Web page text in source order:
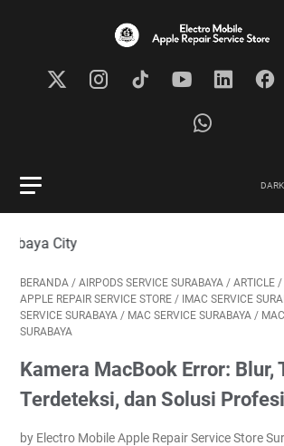
BERANDA / AIRPODS SERVICE SURABAYA / ARTICLE /
APPLE REPAIR SERVICE STORE / IMAC SERVICE
SERVICE SURABAYA / MAC SERVICE SURABAYA /
SURABAYA
Kamera MacBook Error: Blur,
Terdeteksi, dan Solusi
by Electro Mobile Apple Repair Service Store